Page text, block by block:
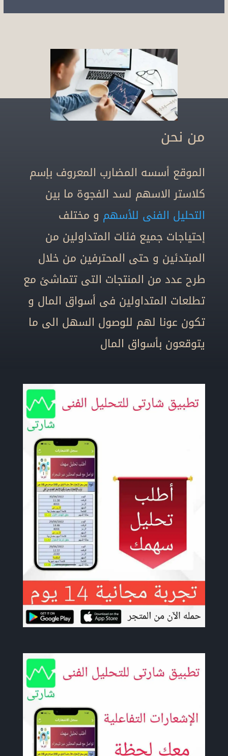
من نحن
الموقع أسسه المضارب المعروف بإسم
كلاستر الاسهم لسد الفجوة ما بين
التحليل الفنى للأسهم و مختلف
إحتياجات جميع فئات المتداولين من
المبتدئين و حتى المحترفين من خلال
طرح عدد من المنتجات التى تتماشئ مع
تطلعات المتداولين فى أسواق المال و
تكون عونا لهم للوصول السهل الى ما
يتوقعون بأسواق المال